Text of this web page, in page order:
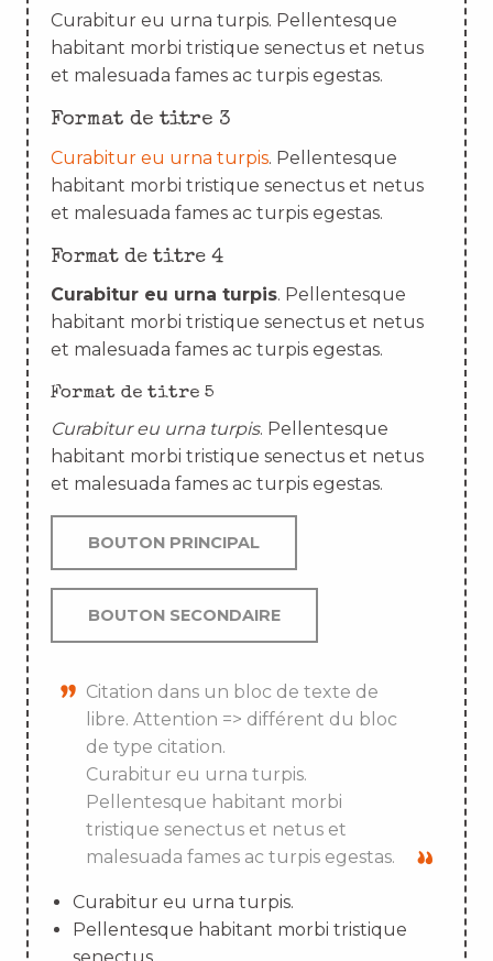
Curabitur eu urna turpis. Pellentesque
habitant morbi tristique senectus et netus
et malesuada fames ac turpis egestas.
Format de titre 3
Curabitur eu urna turpis. Pellentesque
habitant morbi tristique senectus et netus
et malesuada fames ac turpis egestas.
Format de titre 4
Curabitur eu urna turpis. Pellentesque
habitant morbi tristique senectus et netus
et malesuada fames ac turpis egestas.
Format de titre 5
Curabitur eu urna turpis. Pellentesque
habitant morbi tristique senectus et netus
et malesuada fames ac turpis egestas.
BOUTON PRINCIPAL
BOUTON SECONDAIRE
Citation dans un bloc de texte de
libre. Attention => différent du bloc
de type citation.
Curabitur eu urna turpis.
Pellentesque habitant morbi
tristique senectus et netus et
malesuada fames ac turpis egestas.
Curabitur eu urna turpis.
Pellentesque habitant morbi tristique